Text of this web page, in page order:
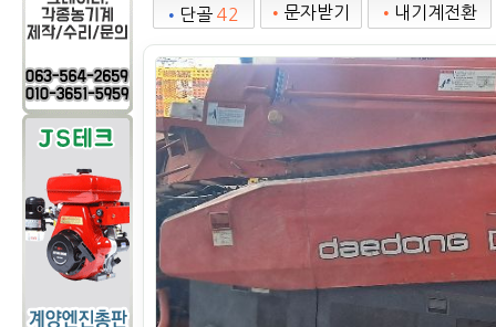
• 단골 42 • 문자받기 • 내기계전환